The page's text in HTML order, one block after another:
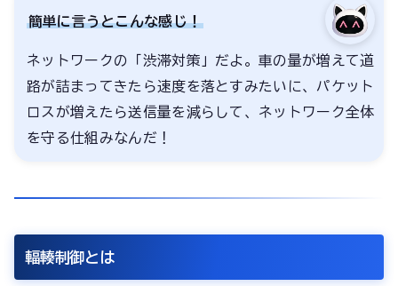
簡単に言うとこんな感じ！
ネットワークの「渋滞対策」だよ。車の量が増えて道
路が詰まってきたら速度を落とすみたいに、パケット
ロスが増えたら送信量を減らして、ネットワーク全体
を守る仕組みなんだ！
輻輳制御とは